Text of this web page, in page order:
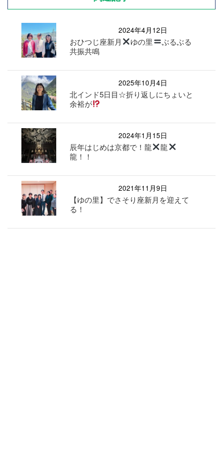
2024年4月12日
おひつじ座新月 ゆの里
ぶるぶる
共振共鳴
2025年10月4日
北インド5日目☆折り返しにちょいと
余裕が
2024年1月15日
辰年はじめは京都で！龍
龍
龍！！
2021年11月9日
【ゆの里】でさそり座新月を迎えて
る！